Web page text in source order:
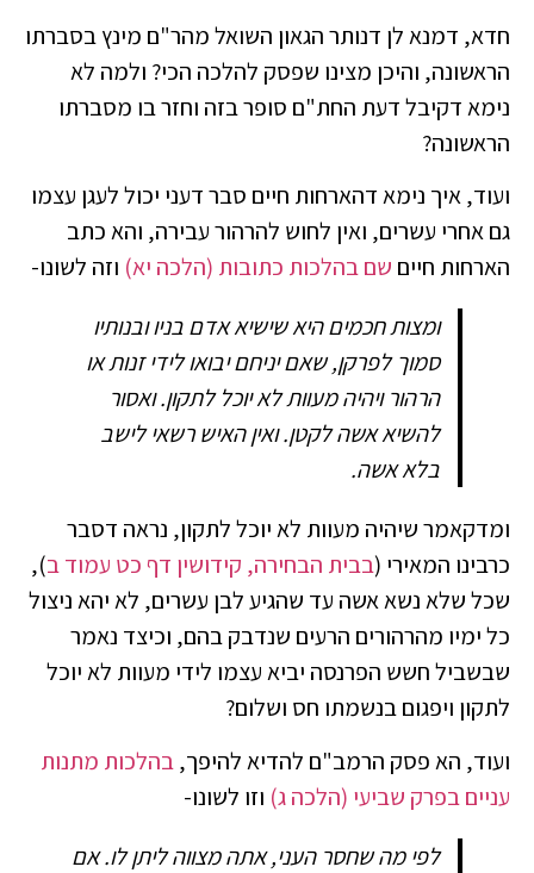
חדא, דמנא לן דנותר הגאון השואל מהר"ם מינץ בסברתו
הראשונה, והיכן מצינו שפסק להלכה הכי? ולמה לא
נימא דקיבל דעת החת"ם סופר בזה וחזר בו מסברתו
הראשונה?
ועוד, איך נימא דהארחות חיים סבר דעני יכול לעגן עצמו
גם אחרי עשרים, ואין לחוש להרהור עבירה, והא כתב
הארחות חיים שם בהלכות כתובות (הלכה יא) וזה לשונו-
ומצות חכמים היא שישיא אדם בניו ובנותיו
סמוך לפרקן, שאם יניחם יבואו לידי זנות או
הרהור ויהיה מעוות לא יוכל לתקון. ואסור
להשיא אשה לקטן. ואין האיש רשאי לישב
בלא אשה.
ומדקאמר שיהיה מעוות לא יוכל לתקון, נראה דסבר
כרבינו המאירי (בבית הבחירה, קידושין דף כט עמוד ב),
שכל שלא נשא אשה עד שהגיע לבן עשרים, לא יהא ניצול
כל ימיו מהרהורים הרעים שנדבק בהם, וכיצד נאמר
שבשביל חשש הפרנסה יביא עצמו לידי מעוות לא יוכל
לתקון ויפגום בנשמתו חס ושלום?
ועוד, הא פסק הרמב"ם להדיא להיפך,בהלכות מתנות
עניים בפרק שביעי (הלכה ג) וזו לשונו-
לפי מה שחסר העני, אתה מצווה ליתן לו. אם